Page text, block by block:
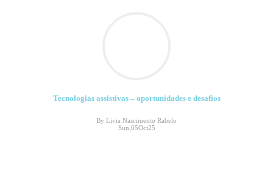
Tecnologias assistivas – oportunidades e desafios
By Livia Nascimento Rabelo
Sun,05Oct25